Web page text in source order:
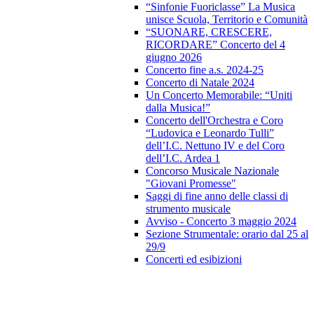
“Sinfonie Fuoriclasse” La Musica
unisce Scuola, Territorio e Comunità
“SUONARE, CRESCERE,
RICORDARE” Concerto del 4
giugno 2026
Concerto fine a.s. 2024-25
Concerto di Natale 2024
Un Concerto Memorabile: “Uniti
dalla Musica!”
Concerto dell'Orchestra e Coro
“Ludovica e Leonardo Tulli”
dell’I.C. Nettuno IV e del Coro
dell’I.C. Ardea 1
Concorso Musicale Nazionale
"Giovani Promesse"
Saggi di fine anno delle classi di
strumento musicale
Avviso - Concerto 3 maggio 2024
Sezione Strumentale: orario dal 25 al
29/9
Concerti ed esibizioni